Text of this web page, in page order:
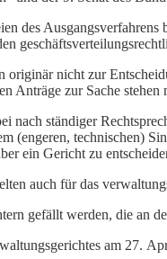
des
nicht zur
Anträge zur Sache
nach ständiger
(engeren, technischen)
ein Gericht zu
auch für das
gefällt werden, die an
am 27.